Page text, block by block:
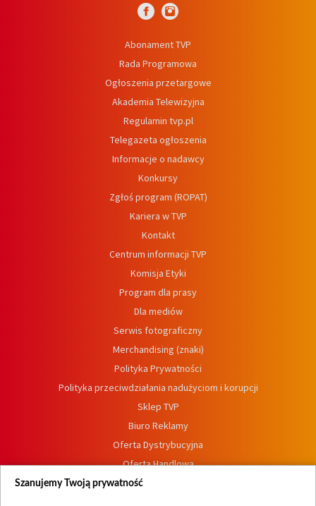
Abonament TVP
Rada Programowa
Ogłoszenia przetargowe
Akademia Telewizyjna
Regulamin tvp.pl
Telegazeta ogłoszenia
Informacje o nadawcy
Konkursy
Zgłoś program (ROPAT)
Kariera w TVP
Kontakt
Centrum informacji TVP
Komisja Etyki
Program dla prasy
Dla mediów
Serwis fotograficzny
Merchandising (znaki)
Polityka Prywatności
Polityka przeciwdziałania nadużyciom i korupcji
Sklep TVP
Biuro Reklamy
Oferta Dystrybucyjna
Oferta Handlowa
Dostępność
Szanujemy Twoją prywatność